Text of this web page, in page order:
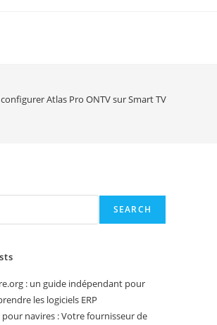
Atlas Pro ONTV sur Smart TV
SEARCH
: un guide indépendant pour
les logiciels ERP
navires : Votre fournisseur de